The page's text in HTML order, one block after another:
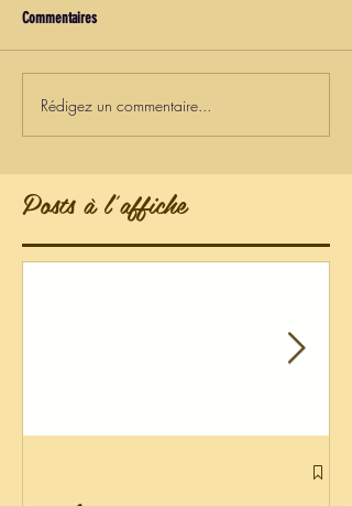
Commentaires
Rédigez un commentaire...
Posts à l'affiche